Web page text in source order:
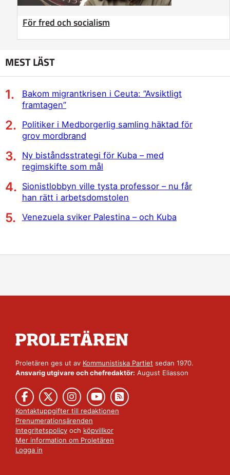
För fred och socialism
MEST LÄST
Bakom migrantkrisen i Ceuta: ”Avsiktligt
framtagen”
Politiker i Medborgerlig samling häktad för
grov mordbrand
Ny biståndsstrategi för Kuba – med
regimskifte som mål
Sionistlobbyn ville tysta professor – nu får
han rätt i arbetsdomstolen
Venezuela sviker Palestina – och Kuba
Proletären ges ut av Kommunistiska Partiet sedan 1970.
Ansvarig utgivare och chefredaktör: August Eliasson
Kontaktuppgifter till redaktionen
Prenumerationsärenden
Integritetspolicy och köpvillkor
Mer information om Proletären
Logga in